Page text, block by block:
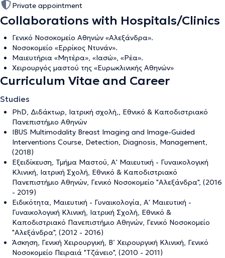
Private appointment
Collaborations with Hospitals/Clinics
Γενικό Νοσοκομείο Αθηνών «Αλεξάνδρα».
Νοσοκομείο «Ερρίκος Ντυνάν».
Μαιευτήρια «Μητέρα», «Ιασώ», «Ρέα».
Χειρουργός μαστού της «Ευρωκλινικής Αθηνών»
Curriculum Vitae and Career
Studies
PhD, Διδάκτωρ, Ιατρική σχολή,, Εθνικό & Καποδιστριακό
Πανεπιστήμιο Αθηνών
IBUS Multimodality Breast Imaging and Image-Guided
Interventions Course, Detection, Diagnosis, Management,
(2018)
Εξειδίκευση, Τμήμα Μαστού, Α' Μαιευτική - Γυναικολογική
Κλινική, Ιατρική Σχολή, Εθνικό & Καποδιστριακό
Πανεπιστήμιο Αθηνών, Γενικό Νοσοκομείο "Αλεξάνδρα", (2016
- 2019)
Ειδικότητα, Μαιευτική - Γυναικολογία, Α' Μαιευτική -
Γυναικολογική Κλινική, Ιατρική Σχολή, Εθνικό &
Καποδιστριακό Πανεπιστήμιο Αθηνών, Γενικό Νοσοκομείο
"Αλεξάνδρα", (2012 - 2016)
Άσκηση, Γενική Χειρουργική, Β’ Χειρουργική Κλινική, Γενικό
Νοσοκομείο Πειραιά "Τζάνειο", (2010 - 2011)